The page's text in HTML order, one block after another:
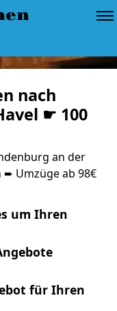
nach
☛ 100
an der
➨ Umzüge ab 98€
um Ihren
für Ihren